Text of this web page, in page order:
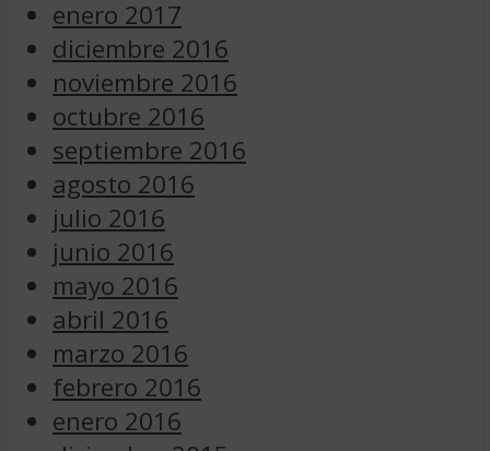
enero 2017
diciembre 2016
noviembre 2016
octubre 2016
septiembre 2016
agosto 2016
julio 2016
junio 2016
mayo 2016
abril 2016
marzo 2016
febrero 2016
enero 2016